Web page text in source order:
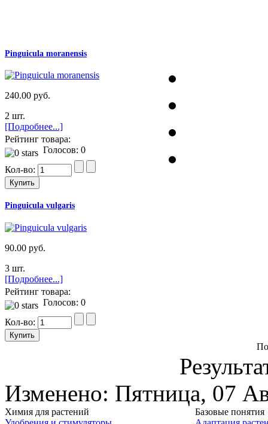
Pinguicula moranensis
240.00 руб.
2 шт.
[Подробнее...]
Рейтинг товара:
Голосов: 0
Кол-во:
Pinguicula vulgaris
90.00 руб.
3 шт.
[Подробнее...]
Рейтинг товара:
Голосов: 0
Кол-во:
Изменено: Пятница, 07
Химия для растений
Базовые понятия